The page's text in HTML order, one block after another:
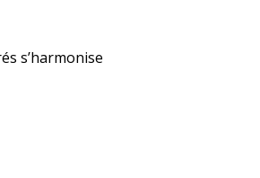
s’harmonise